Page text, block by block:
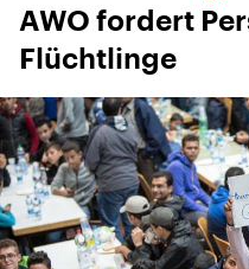
AWO fordert
Flüchtlinge